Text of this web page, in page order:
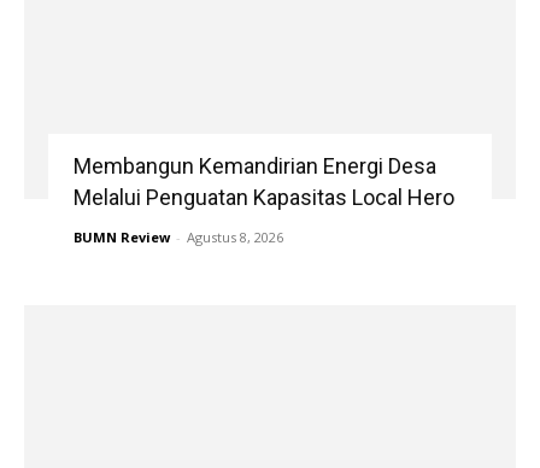
Membangun Kemandirian Energi Desa
Melalui Penguatan Kapasitas Local Hero
BUMN Review - Agustus 8, 2026